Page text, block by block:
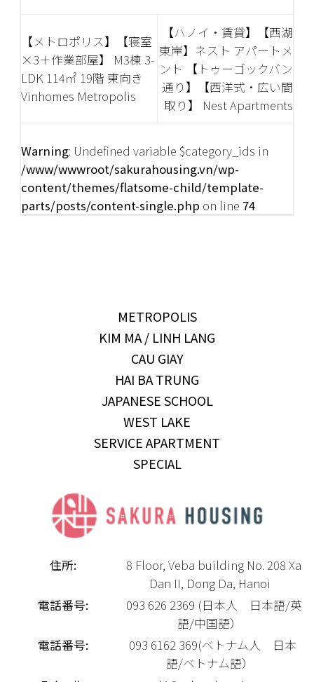
【メトロポリス】【寝室
×3＋作業部屋】 M3棟 3-
LDK 114㎡ 19階 東向き
Vinhomes Metropolis
【ハノイ・賃貸】【西湖
東岸】ネスト アパートメ
ント 【トゥーゴックバン
通り】【西洋式・広い間
取り】 Nest Apartments
Warning: Undefined variable $category_ids in
/www/wwwroot/sakurahousing.vn/wp-
content/themes/flatsome-child/template-
parts/posts/content-single.php on line 74
METROPOLIS
KIM MA / LINH LANG
CAU GIAY
HAI BA TRUNG
JAPANESE SCHOOL
WEST LAKE
SERVICE APARTMENT
SPECIAL
住所:
8 Floor, Veba building No. 208 Xa
Dan II, Dong Da, Hanoi
電話番号:
093 626 2369 (日本人 日本語/英
語/中国語）
電話番号:
093 6162 369(ベトナム人 日本
語/ベトナム語）